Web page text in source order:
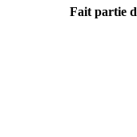
Fait partie